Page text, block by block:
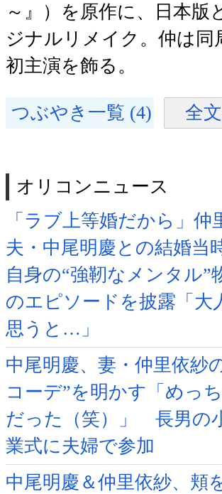
～』）を原作に、日本版
ジナルリメイク。仲は同
初主演を飾る。
つぶやき一覧 (4) 全
オリコンニュース
「ラブ上等婚だから」仲
夫・中尾明慶との結婚当
自身の“強靭なメンタル”
のエピソードを披露「大
思うと…」
中尾明慶、妻・仲里依紗
コーデ”を明かす「めっ
だった（笑）」 長男の
業式に夫婦で参加
中尾明慶＆仲里依紗、頬